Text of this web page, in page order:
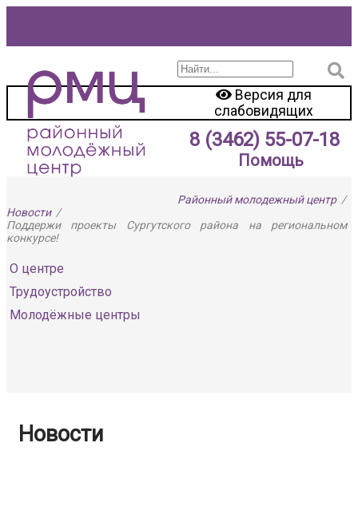
Версия для
слабовидящих
8 (3462) 55-07-18
Помощь
Районный молодежный центр /
Новости /
Поддержи проекты Сургутского района на региональном
конкурсе!
О центре
Трудоустройство
Молодёжные центры
Новости